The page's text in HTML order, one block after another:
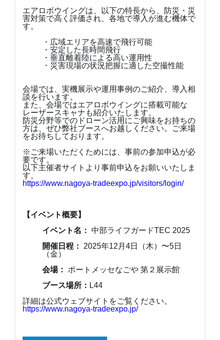
エアロボウイングは、以下の特長から、防災・災
害対策で高く評価され、各地で導入が進む機体で
す。
・広域エリアを高速で飛行可能
・安定した長時間飛行
・垂直離着陸による高い運用性
・災害現場の状況把握に適した空撮性能
会場では、実機展示や運用事例のご紹介、導入相
談を行います。
また、会場ではエアロボウイングに搭載可能な
レーザースキャナも紹介いたします。
防災分野等でのドローン活用にご興味をお持ちの
方は、ぜひ弊社ブースへお越しください。ご来場
をお待ちしております。
※ご来場いただくためには、事前の参加申込が必
要です。
以下主催者サイトより事前申込をお願いいたしま
す。
https://www.nagoya-tradeexpo.jp/visitors/login/
【イベント概要】
イベント名： 中部ライフガードTEC 2025
開催日程：
2025年12月4日（木）〜5日
（金）
会場：
ポートメッセなごや 第２展示館
ブース場所： L44
詳細は公式ウェブサイトをご覧ください。
https://www.nagoya-tradeexpo.jp/